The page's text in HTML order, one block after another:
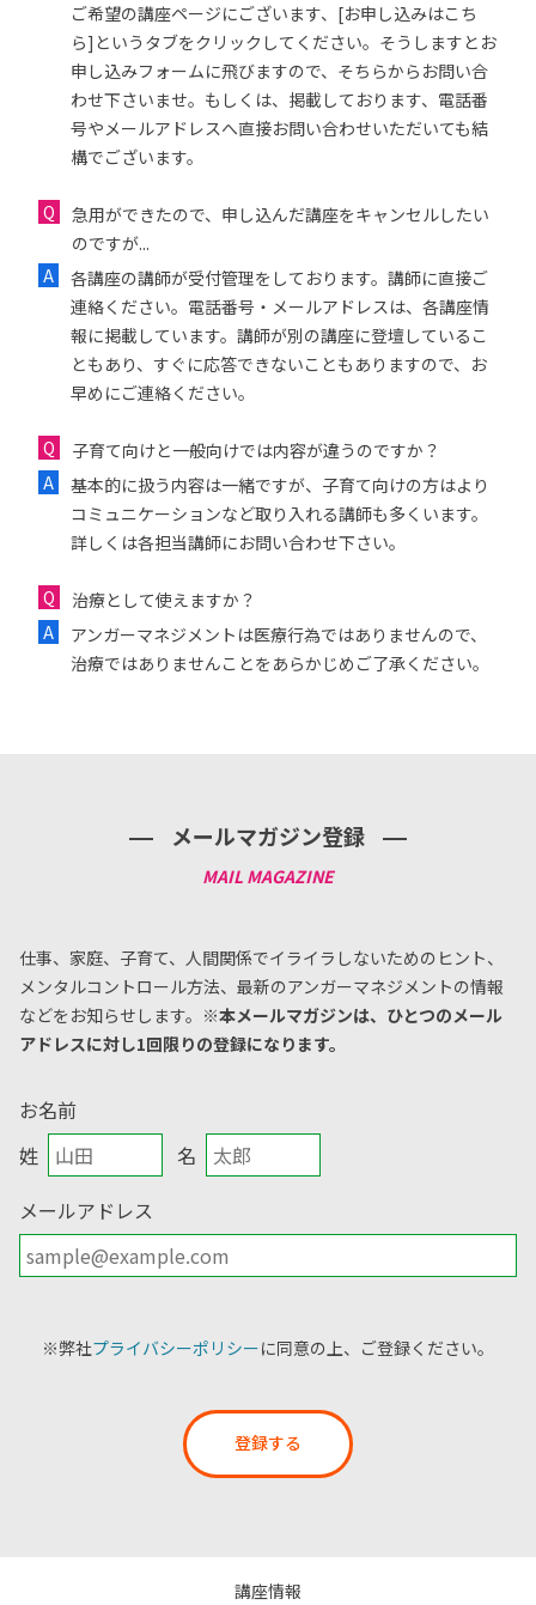
ご希望の講座ページにございます、[お申し込みはこち
ら]というタブをクリックしてください。そうしますとお
申し込みフォームに飛びますので、そちらからお問い合
わせ下さいませ。もしくは、掲載しております、電話番
号やメールアドレスへ直接お問い合わせいただいても結
構でございます。
急用ができたので、申し込んだ講座をキャンセルしたい
のですが...
各講座の講師が受付管理をしております。講師に直接ご
連絡ください。電話番号・メールアドレスは、各講座情
報に掲載しています。講師が別の講座に登壇しているこ
ともあり、すぐに応答できないこともありますので、お
早めにご連絡ください。
子育て向けと一般向けでは内容が違うのですか？
基本的に扱う内容は一緒ですが、子育て向けの方はより
コミュニケーションなど取り入れる講師も多くいます。
詳しくは各担当講師にお問い合わせ下さい。
治療として使えますか？
アンガーマネジメントは医療行為ではありませんので、
治療ではありませんことをあらかじめご了承ください。
メールマガジン登録
仕事、家庭、子育て、人間関係でイライラしないためのヒント、
メンタルコントロール方法、 最新のアンガーマネジメントの情報
などをお知らせします。 ※本メールマガジンは、ひとつのメール
アドレスに対し1回限りの登録になります。
お名前
姓
名
メールアドレス
※弊社プライバシーポリシーに同意の上、ご登録ください。
登録する
講座情報